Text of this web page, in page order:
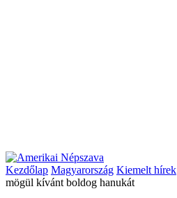
Kezdőlap Magyarország Kiemelt hírek
mögül kívánt boldog hanukát